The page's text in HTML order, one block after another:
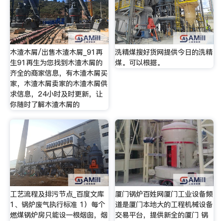
木渣木屑/出售木渣木屑_91再
生91再生为您找到木渣木屑的
齐全的商家信息，有木渣木屑买
家，木渣木屑卖家的木渣木屑供
求信息，24小时及时更新，让
你随时了解木渣木屑的
洗精煤搜好货网提供今日的洗精
煤。可以根据。
工艺流程及排污节点_百度文库
1、锅炉废气执行标准 1）每个
燃煤锅炉房只能设一根烟囱，烟
厦门锅炉百姓网厦门工业设备频
道是厦门本地大的工程机械设备
交易平台，提供新全的厦门 锅